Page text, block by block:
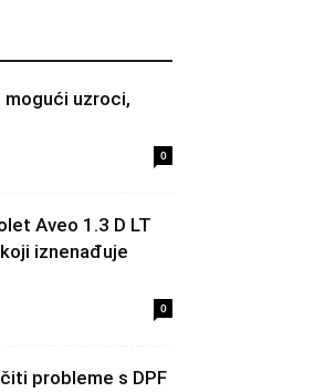
mogući uzroci,
0
Aveo 1.3 D LT
iznenađuje
0
probleme s DPF